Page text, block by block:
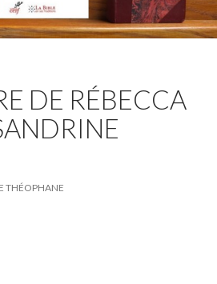
DE RÉBECCA
THÉOPHANE